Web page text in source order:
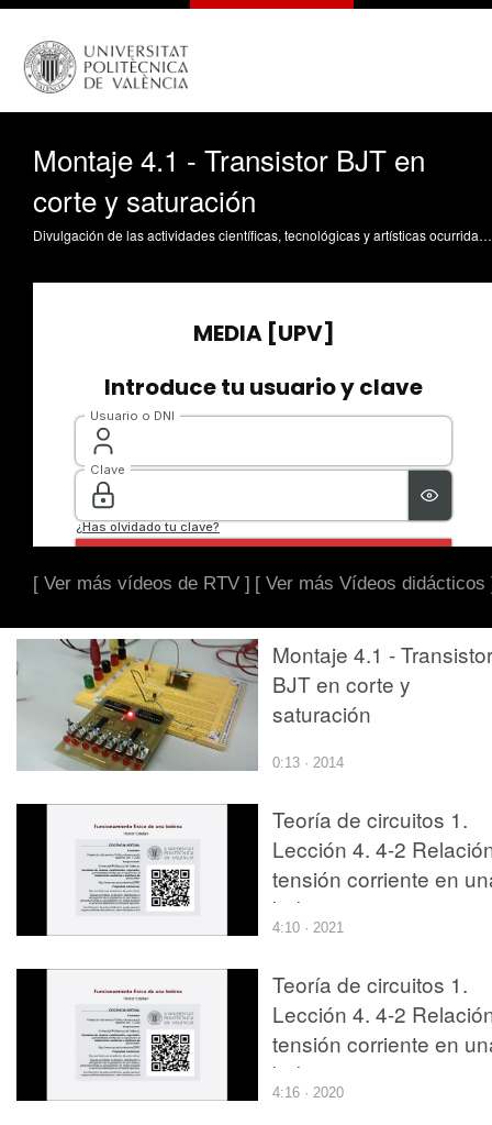
Montaje 4.1 - Transistor BJT en
corte y saturación
Divulgación de las actividades científicas, tecnológicas y artísticas ocurridas en los tres campus de la UPV
[ Ver más vídeos de RTV ] [ Ver más Vídeos didácticos
Montaje 4.1 - Transistor
BJT en corte y
saturación
0:13 · 2014
Teoría de circuitos 1.
Lección 4. 4-2
tensión corriente en
bobina, potencia y
energía
4:10 · 2021
Teoría de circuitos 1.
Lección 4. 4-2
tensión corriente en
bobina, potencia y
energía
4:16 · 2020